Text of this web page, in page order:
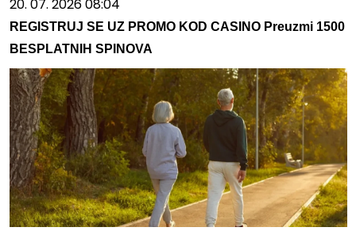
20. 07. 2026 08:04
REGISTRUJ SE UZ PROMO KOD CASINO Preuzmi 1500
BESPLATNIH SPINOVA